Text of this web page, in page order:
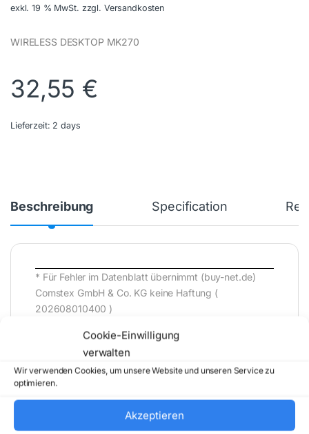
Cookie-Einwilligung
verwalten
Wir verwenden Cookies, um unsere Website und unseren Service zu
optimieren.
Akzeptieren
exkl. 19 % MwSt. zzgl. Versandkosten
WIRELESS DESKTOP MK270
32,55 €
Lieferzeit: 2 days
Beschreibung Specification
* Für Fehler im Datenblatt übernimmt (buy-net.de)
Comstex GmbH & Co. KG keine Haftung (
202608010400 )
Keyboard/Mouse Combos